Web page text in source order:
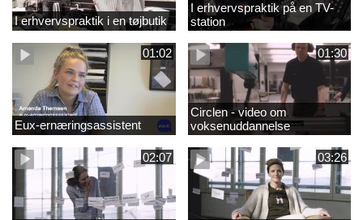
I erhvervspraktik i en tøjbutik
I erhvervspraktik på en TV-
station
01:02
Eux-ernæringsassistent
01:30
Circlen - video om
voksenuddannelse
02:07 03:26